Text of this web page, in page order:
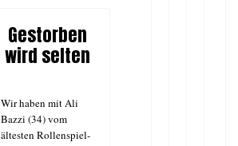
Gestorben
wird selten
Wir haben mit Ali
Bazzi (34) vom
ältesten Rollenspiel-